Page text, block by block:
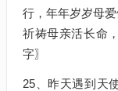
行，年年岁岁母
祈祷母亲活长命
字〗
25、昨天遇到天